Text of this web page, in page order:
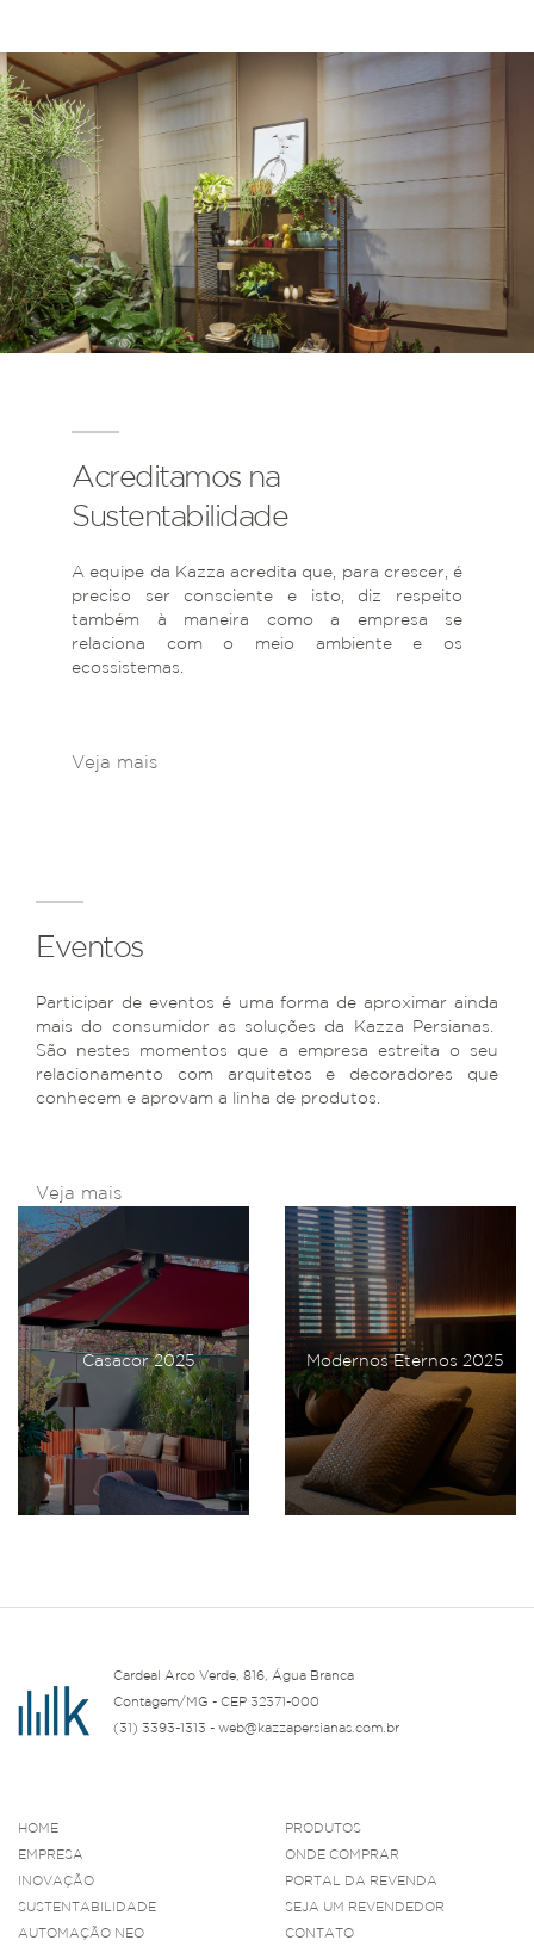
Acreditamos na
Sustentabilidade
A equipe da Kazza acredita que, para crescer, é
preciso ser consciente e isto, diz respeito
também à maneira como a empresa se
relaciona com o meio ambiente e os
ecossistemas.
Veja mais
Eventos
Participar de eventos é uma forma de aproximar ainda
mais do consumidor as soluções da Kazza Persianas.
São nestes momentos que a empresa estreita o seu
relacionamento com arquitetos e decoradores que
conhecem e aprovam a linha de produtos.
Veja mais
Casacor 2025 Modernos Eternos 2025
Cardeal Arco Verde, 816, Água Branca
Contagem/MG - CEP 32371-000
(31) 3393-1313 - web@kazzapersianas.com.br
HOME
EMPRESA
INOVAÇÃO
SUSTENTABILIDADE
AUTOMAÇÃO NEO
PRODUTOS
ONDE COMPRAR
PORTAL DA REVENDA
SEJA UM REVENDEDOR
CONTATO